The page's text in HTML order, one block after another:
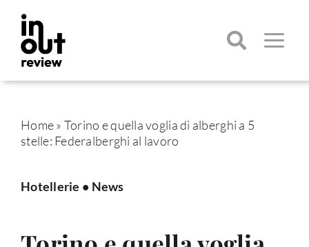
contenuto
Toggle
per:
Home» Torino e quella voglia di alberghi a 5
stelle: Federalberghi al lavoro
Hotellerie • News